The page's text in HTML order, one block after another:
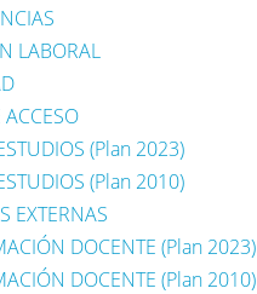
LABORAL
ACCESO
(Plan 2023)
(Plan 2010)
EXTERNAS
DOCENTE (Plan 2023)
DOCENTE (Plan 2010)